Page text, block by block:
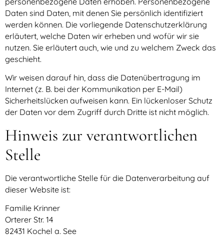
Daten sind Daten, mit denen Sie persönlich identifiziert
werden können. Die vorliegende Datenschutzerklärung
erläutert, welche Daten wir erheben und wofür wir sie
nutzen. Sie erläutert auch, wie und zu welchem Zweck das
geschieht.
Wir weisen darauf hin, dass die Datenübertragung im
Internet (z. B. bei der Kommunikation per E-Mail)
Sicherheitslücken aufweisen kann. Ein lückenloser Schutz
der Daten vor dem Zugriff durch Dritte ist nicht möglich.
Hinweis zur verantwortlichen
Stelle
Die verantwortliche Stelle für die Datenverarbeitung auf
dieser Website ist:
Familie Krinner
Orterer Str. 14
82431 Kochel a. See